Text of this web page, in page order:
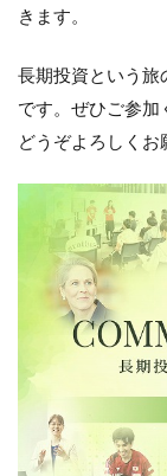
きます。
長期投資という旅
です。ぜひご参加
どうぞよろしくお